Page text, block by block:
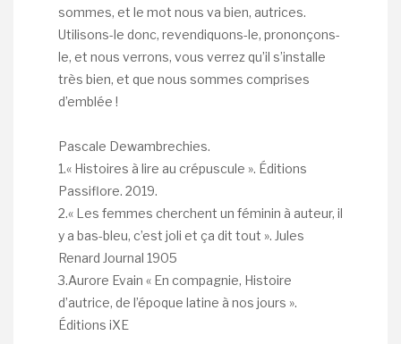
sommes, et le mot nous va bien, autrices.
Utilisons-le donc, revendiquons-le, prononçons-
le, et nous verrons, vous verrez qu’il s’installe
très bien, et que nous sommes comprises
d’emblée !
Pascale Dewambrechies.
1.« Histoires à lire au crépuscule ». Éditions
Passiflore. 2019.
2.« Les femmes cherchent un féminin à auteur, il
y a bas-bleu, c’est joli et ça dit tout ». Jules
Renard Journal 1905
3.Aurore Evain « En compagnie, Histoire
d’autrice, de l’époque latine à nos jours ».
Éditions iXE